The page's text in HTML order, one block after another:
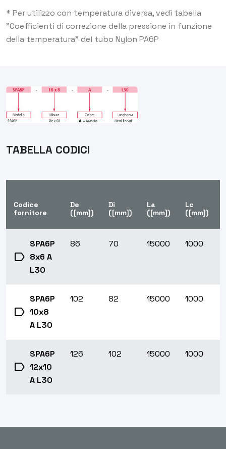
* Per utilizzo con temperatura diversa, vedi tabella
"Coefficienti di correzione della pressione in funzione
della temperatura" del tubo Nylon PA6P
TABELLA CODICI
Codice
fornitore
De
([mm])
Di
([mm])
La
([mm])
Lc
([mm])
label
SPA6P
8x6 A
L30
86 70 15000 1000
label
SPA6P
10x8
A L30
102 82 15000 1000
label
SPA6P
12x10
A L30
126 102 15000 1000